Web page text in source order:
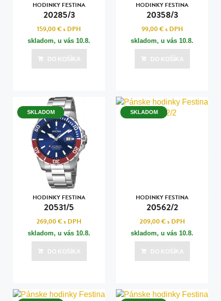
HODINKY FESTINA
20285/3
159,00 €s DPH
skladom, u vás 10.8.
DO KOŠÍKA
HODINKY FESTINA
20358/3
99,00 €s DPH
skladom, u vás 10.8.
DO KOŠÍKA
SKLADOM
HODINKY FESTINA
20531/5
269,00 €s DPH
skladom, u vás 10.8.
DO KOŠÍKA
SKLADOM
HODINKY FESTINA
20562/2
209,00 €s DPH
skladom, u vás 10.8.
DO KOŠÍKA